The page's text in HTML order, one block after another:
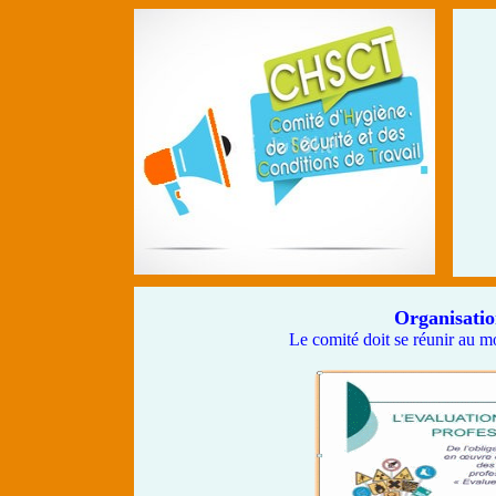
Le comité doit se réunir au